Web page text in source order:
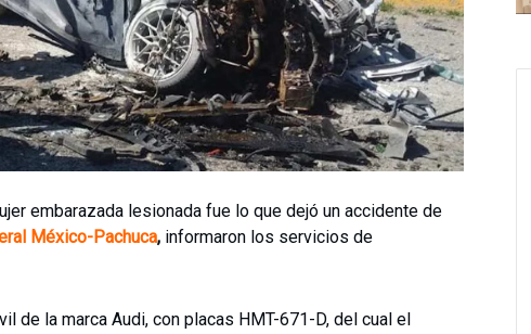
embarazada lesionada fue lo que dejó un accidente de
México-Pachuca, informaron los servicios de
de la marca Audi, con placas HMT-671-D, del cual el